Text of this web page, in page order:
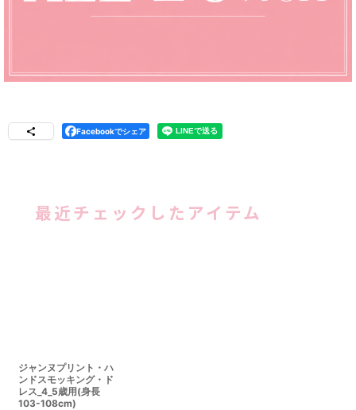
Facebookでシェア
最近チェックしたアイテム
ジャンヌプリント・ハ
ンドスモッキング・ド
レス_4_5歳用(身長
103-108cm)